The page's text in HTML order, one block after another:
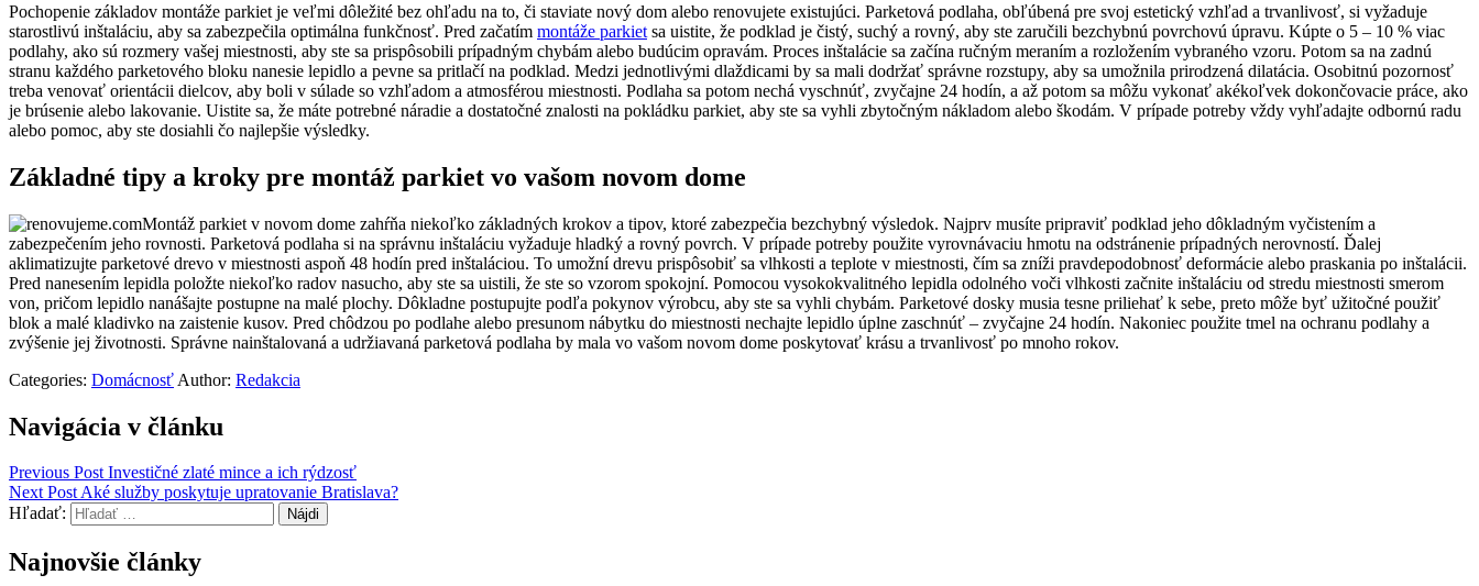
Pochopenie základov montáže parkiet je veľmi dôležité bez ohľadu na to, či staviate nový dom alebo renovujete existujúci. Parketová podlaha, obľúbená pre svoj estetický vzhľad a trvanlivosť, si vyžaduje
starostlivú inštaláciu, aby sa zabezpečila optimálna funkčnosť. Pred začatím montáže parkiet sa uistite, že podklad je čistý, suchý a rovný, aby ste zaručili bezchybnú povrchovú úpravu. Kúpte o 5 – 10 % viac
podlahy, ako sú rozmery vašej miestnosti, aby ste sa prispôsobili prípadným chybám alebo budúcim opravám. Proces inštalácie sa začína ručným meraním a rozložením vybraného vzoru. Potom sa na zadnú
stranu každého parketového bloku nanesie lepidlo a pevne sa pritlačí na podklad. Medzi jednotlivými dlaždicami by sa mali dodržať správne rozstupy, aby sa umožnila prirodzená dilatácia. Osobitnú pozornosť
treba venovať orientácii dielcov, aby boli v súlade so vzhľadom a atmosférou miestnosti. Podlaha sa potom nechá vyschnúť, zvyčajne 24 hodín, a až potom sa môžu vykonať akékoľvek dokončovacie práce, ako
je brúsenie alebo lakovanie. Uistite sa, že máte potrebné náradie a dostatočné znalosti na pokládku parkiet, aby ste sa vyhli zbytočným nákladom alebo škodám. V prípade potreby vždy vyhľadajte odbornú radu
alebo pomoc, aby ste dosiahli čo najlepšie výsledky.
Základné tipy a kroky pre montáž parkiet vo vašom novom dome
Montáž parkiet v novom dome zahŕňa niekoľko základných krokov a tipov, ktoré zabezpečia bezchybný výsledok. Najprv musíte pripraviť podklad jeho dôkladným vyčistením a
zabezpečením jeho rovnosti. Parketová podlaha si na správnu inštaláciu vyžaduje hladký a rovný povrch. V prípade potreby použite vyrovnávaciu hmotu na odstránenie prípadných nerovností. Ďalej
aklimatizujte parketové drevo v miestnosti aspoň 48 hodín pred inštaláciou. To umožní drevu prispôsobiť sa vlhkosti a teplote v miestnosti, čím sa zníži pravdepodobnosť deformácie alebo praskania po inštalácii.
Pred nanesením lepidla položte niekoľko radov nasucho, aby ste sa uistili, že ste so vzorom spokojní. Pomocou vysokokvalitného lepidla odolného voči vlhkosti začnite inštaláciu od stredu miestnosti smerom
von, pričom lepidlo nanášajte postupne na malé plochy. Dôkladne postupujte podľa pokynov výrobcu, aby ste sa vyhli chybám. Parketové dosky musia tesne priliehať k sebe, preto môže byť užitočné použiť
blok a malé kladivko na zaistenie kusov. Pred chôdzou po podlahe alebo presunom nábytku do miestnosti nechajte lepidlo úplne zaschnúť – zvyčajne 24 hodín. Nakoniec použite tmel na ochranu podlahy a
zvýšenie jej životnosti. Správne nainštalovaná a udržiavaná parketová podlaha by mala vo vašom novom dome poskytovať krásu a trvanlivosť po mnoho rokov.
Categories: Domácnosť Author: Redakcia
Navigácia v článku
Previous Post Investičné zlaté mince a ich rýdzosť
Next PostAké služby poskytuje upratovanie Bratislava?
Hľadať:
Najnovšie články